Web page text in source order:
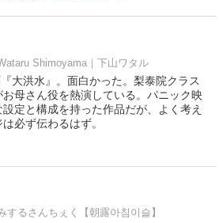
Shimoyama｜下山ワタル
大洪水』。面白かった。梨泰院クラス
母さん役を熱演している。パニック映
定と構成を持った作品だが、よく考え
必ず伝わるはず。
するさんちぇく【朝露아침이슬】